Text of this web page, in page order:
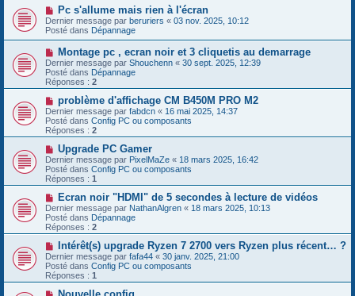
s
a
g
e
e
a
u
m
e
s
a
g
e
N
o
u
v
e
a
u
m
e
a
g
e
Pc s'allume mais rien à l'écran
Dernier message par beruriers « 03 nov. 2025, 10:12
Posté dans Dépannage
N
o
u
v
e
a
u
m
e
s
s
a
g
e
Montage pc , ecran noir et 3 cliquetis au demarrage
Dernier message par Shouchenn « 30 sept. 2025, 12:39
Posté dans Dépannage
Réponses : 2
N
o
u
v
e
a
m
e
s
s
a
g
e
problème d'affichage CM B450M PRO M2
Dernier message par fabdcn « 16 mai 2025, 14:37
Posté dans Config PC ou composants
Réponses : 2
N
o
u
v
e
a
u
m
e
s
s
a
g
e
Upgrade PC Gamer
Dernier message par PixelMaZe « 18 mars 2025, 16:42
Posté dans Config PC ou composants
Réponses : 1
N
o
u
v
e
a
u
m
e
s
s
Ecran noir "HDMI" de 5 secondes à lecture de vidéos
Dernier message par NathanAlgren « 18 mars 2025, 10:13
Posté dans Dépannage
Réponses : 2
N
o
u
v
e
a
Intérêt(s) upgrade Ryzen 7 2700 vers Ryzen plus récent… ?
Dernier message par fafa44 « 30 janv. 2025, 21:00
Posté dans Config PC ou composants
Réponses : 1
NNouvelle config